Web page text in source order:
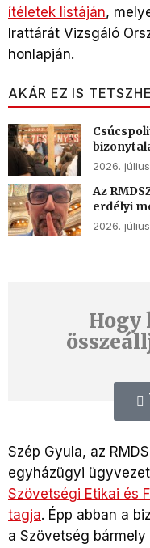
ítéletek listáján,
Irattárát Vizsgáló
honlapján.
AKÁR EZ IS
2026.
Az
erdélyi
2026.
Hogy
Szép Gyula, az
egyházügyi
Szövetségi Etikai és
tagja. Épp abban a
a Szövetség